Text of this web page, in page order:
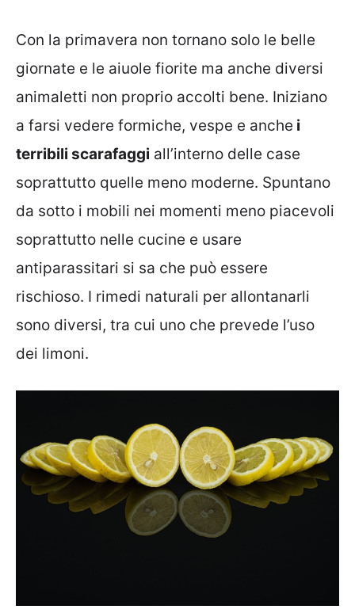
Con la primavera non tornano solo le belle
giornate e le aiuole fiorite ma anche diversi
animaletti non proprio accolti bene. Iniziano
a farsi vedere formiche, vespe e anche i
terribili scarafaggi all’interno delle case
soprattutto quelle meno moderne. Spuntano
da sotto i mobili nei momenti meno piacevoli
soprattutto nelle cucine e usare
antiparassitari si sa che può essere
rischioso. I rimedi naturali per allontanarli
sono diversi, tra cui uno che prevede l’uso
dei limoni.